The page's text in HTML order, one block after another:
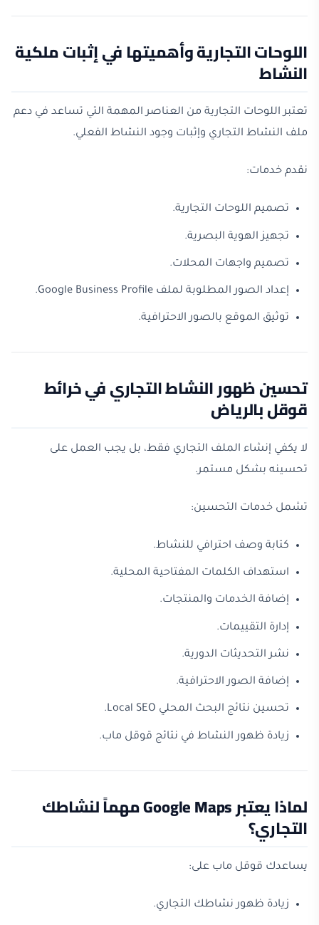
اللوحات التجارية وأهميتها في إثبات ملكية
النشاط
تعتبر اللوحات التجارية من العناصر المهمة التي تساعد في دعم
ملف النشاط التجاري وإثبات وجود النشاط الفعلي.
نقدم خدمات:
تصميم اللوحات التجارية.
تجهيز الهوية البصرية.
تصميم واجهات المحلات.
إعداد الصور المطلوبة لملف Google Business Profile.
توثيق الموقع بالصور الاحترافية.
تحسين ظهور النشاط التجاري في خرائط
قوقل بالرياض
لا يكفي إنشاء الملف التجاري فقط، بل يجب العمل على
تحسينه بشكل مستمر.
تشمل خدمات التحسين:
كتابة وصف احترافي للنشاط.
استهداف الكلمات المفتاحية المحلية.
إضافة الخدمات والمنتجات.
إدارة التقييمات.
نشر التحديثات الدورية.
إضافة الصور الاحترافية.
تحسين نتائج البحث المحلي Local SEO.
زيادة ظهور النشاط في نتائج قوقل ماب.
لماذا يعتبر Google Maps مهماً لنشاطك
التجاري؟
يساعدك قوقل ماب على:
زيادة ظهور نشاطك التجاري.